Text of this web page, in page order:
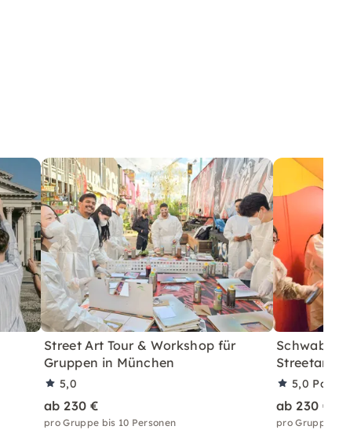
Street Art Tour & Workshop für
Gruppen in München
5,0
ab 230 €
pro Gruppe bis 10 Personen
Schwabing:
Streetart-
5,0
ab 230 €
pro Gruppe bis